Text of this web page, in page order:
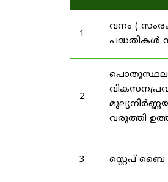
1
വനം (
പദ്ധതികൾ
2
വരുത്തി
3 സ്റ്റെപ്